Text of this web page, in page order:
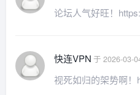
论坛人气好旺！
快连VPN 于 2026-03-
视死如归的架势啊！